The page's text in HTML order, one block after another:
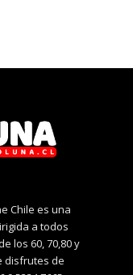
Chile es una
a todos
los 60, 70,80 y
disfrutes de